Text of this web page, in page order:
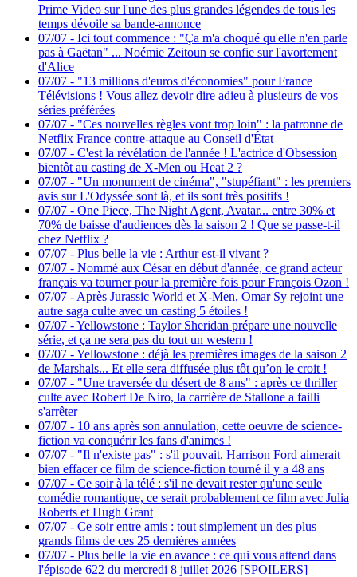
Prime Video sur l'une des plus grandes légendes de tous les
temps dévoile sa bande-annonce
07/07 - Ici tout commence : "Ça m'a choqué qu'elle n'en parle
pas à Gaëtan" ... Noémie Zeitoun se confie sur l'avortement
d'Alice
07/07 - "13 millions d'euros d'économies" pour France
Télévisions ! Vous allez devoir dire adieu à plusieurs de vos
séries préférées
07/07 - "Ces nouvelles règles vont trop loin" : la patronne de
Netflix France contre-attaque au Conseil d'État
07/07 - C'est la révélation de l'année ! L'actrice d'Obsession
bientôt au casting de X-Men ou Heat 2 ?
07/07 - "Un monument de cinéma", "stupéfiant" : les premiers
avis sur L'Odyssée sont là, et ils sont très positifs !
07/07 - One Piece, The Night Agent, Avatar... entre 30% et
70% de baisse d'audiences dès la saison 2 ! Que se passe-t-il
chez Netflix ?
07/07 - Plus belle la vie : Arthur est-il vivant ?
07/07 - Nommé aux César en début d'année, ce grand acteur
français va tourner pour la première fois pour François Ozon !
07/07 - Après Jurassic World et X-Men, Omar Sy rejoint une
autre saga culte avec un casting 5 étoiles !
07/07 -Yellowstone : Taylor Sheridan prépare une nouvelle
série, et ça ne sera pas du tout un western !
07/07 -Yellowstone : déjà les premières images de la saison 2
de Marshals... Et elle sera diffusée plus tôt qu’on le croit !
07/07 - "Une traversée du désert de 8 ans" : après ce thriller
culte avec Robert De Niro, la carrière de Stallone a failli
s'arrêter
07/07 - 10 ans après son annulation, cette oeuvre de science-
fiction va conquérir les fans d'animes !
07/07 - "Il n'existe pas" : s'il pouvait, Harrison Ford aimerait
bien effacer ce film de science-fiction tourné il y a 48 ans
07/07 - Ce soir à la télé : s'il ne devait rester qu'une seule
comédie romantique, ce serait probablement ce film avec Julia
Roberts et Hugh Grant
07/07 - Ce soir entre amis : tout simplement un des plus
grands films de ces 25 dernières années
07/07 - Plus belle la vie en avance : ce qui vous attend dans
l'épisode 622 du mercredi 8 juillet 2026 [SPOILERS]